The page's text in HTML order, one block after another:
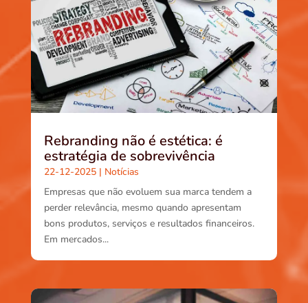
Rebranding não é estética: é
estratégia de sobrevivência
22-12-2025| Notícias
Empresas que não evoluem sua marca tendem a
perder relevância, mesmo quando apresentam
bons produtos, serviços e resultados financeiros.
Em mercados...